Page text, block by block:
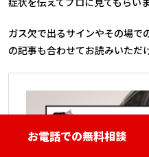
ガス欠で出るサインやその場で
の記事も合わせてお読みいただ
お電話での無料相談